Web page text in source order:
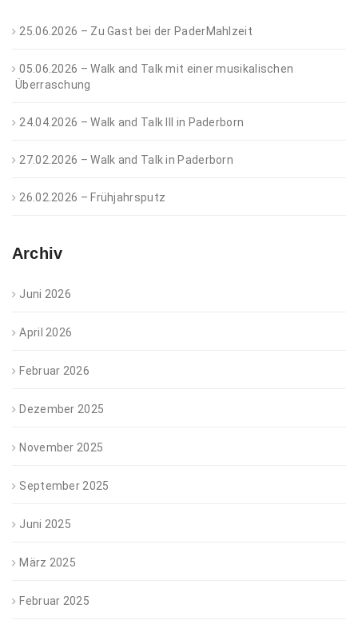
25.06.2026 – Zu Gast bei der PaderMahlzeit
05.06.2026 – Walk and Talk mit einer musikalischen
Überraschung
24.04.2026 – Walk and Talk III in Paderborn
27.02.2026 – Walk and Talk in Paderborn
26.02.2026 – Frühjahrsputz
Archiv
Juni 2026
April 2026
Februar 2026
Dezember 2025
November 2025
September 2025
Juni 2025
März 2025
Februar 2025